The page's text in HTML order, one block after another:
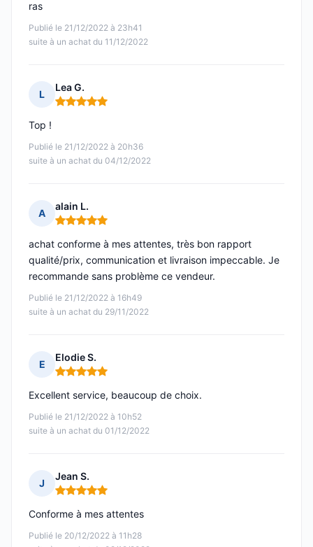
Publié le 21/12/2022 à 23h41
suite à un achat du 11/12/2022
ras
L
Lea G.
Note : 5 sur 5
Publié le 21/12/2022 à 20h36
suite à un achat du 04/12/2022
Top !
A
alain L.
Note : 5 sur 5
Publié le 21/12/2022 à 16h49
suite à un achat du 29/11/2022
achat conforme à mes attentes, très bon rapport
qualité/prix, communication et livraison impeccable. Je
recommande sans problème ce vendeur.
E
Elodie S.
Note : 5 sur 5
Publié le 21/12/2022 à 10h52
suite à un achat du 01/12/2022
Excellent service, beaucoup de choix.
J
Jean S.
Note : 5 sur 5
Publié le 20/12/2022 à 11h28
Conforme à mes attentes